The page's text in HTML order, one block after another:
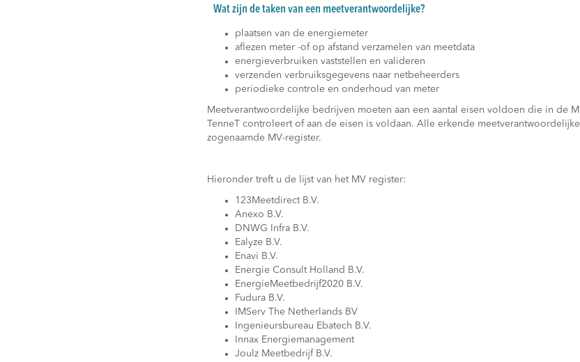
Wat zijn de taken van een meetverantwoordelijke?
plaatsen van de energiemeter
aflezen meter -of op afstand verzamelen van meetdata
energieverbruiken vaststellen en valideren
verzenden verbruiksgegevens naar netbeheerders
periodieke controle en onderhoud van meter
Meetverantwoordelijke bedrijven moeten aan een aantal eisen voldoen die in de
TenneT controleert of aan de eisen is voldaan. Alle erkende
zogenaamde MV-register.
Hieronder treft u de lijst van het MV register:
123Meetdirect B.V.
Anexo B.V.
DNWG Infra B.V.
Ealyze B.V.
Enavi B.V.
Energie Consult Holland B.V.
EnergieMeetbedrijf2020 B.V.
Fudura B.V.
IMServ The Netherlands BV
Ingenieursbureau Ebatech B.V.
Innax Energiemanagement
Joulz Meetbedrijf B.V.